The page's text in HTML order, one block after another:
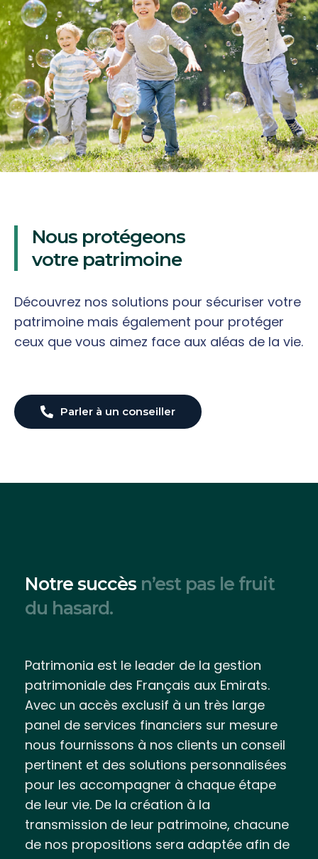
Nous protégeons
votre patrimoine
Découvrez nos solutions pour sécuriser votre
patrimoine mais également pour protéger
ceux que vous aimez face aux aléas de la vie.
Parler à un conseiller
Notre succès n’est pas le fruit
du hasard.
Patrimonia est le leader de la gestion
patrimoniale des Français aux Emirats.
Avec un accès exclusif à un très large
panel de services financiers sur mesure
nous fournissons à nos clients un conseil
pertinent et des solutions personnalisées
pour les accompagner à chaque étape
de leur vie. De la création à la
transmission de leur patrimoine, chacune
de nos propositions sera adaptée afin de